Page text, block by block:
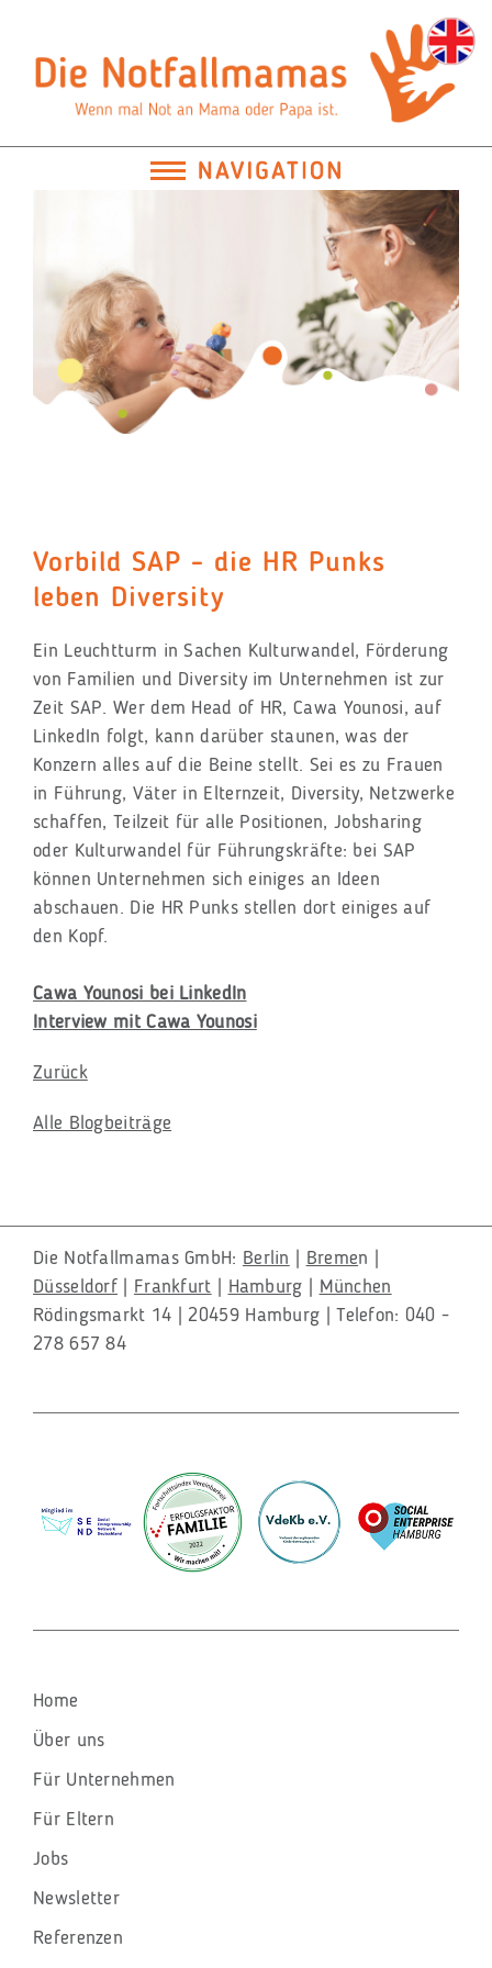
Vorbild SAP - die HR Punks
leben Diversity
Ein Leuchtturm in Sachen Kulturwandel, Förderung
von Familien und Diversity im Unternehmen ist zur
Zeit SAP. Wer dem Head of HR, Cawa Younosi, auf
LinkedIn folgt, kann darüber staunen, was der
Konzern alles auf die Beine stellt. Sei es zu Frauen
in Führung, Väter in Elternzeit, Diversity, Netzwerke
schaffen, Teilzeit für alle Positionen, Jobsharing
oder Kulturwandel für Führungskräfte: bei SAP
können Unternehmen sich einiges an Ideen
abschauen. Die HR Punks stellen dort einiges auf
den Kopf.
Cawa Younosi bei LinkedIn
Interview mit Cawa Younosi
Zurück
Alle Blogbeiträge
Die Notfallmamas GmbH: Berlin | Bremen |
Düsseldorf | Frankfurt | Hamburg | München
Rödingsmarkt 14 | 20459 Hamburg | Telefon: 040 -
278 657 84
Navigation
überspringen
Home
Über uns
Für Unternehmen
Für Eltern
Jobs
Newsletter
Referenzen